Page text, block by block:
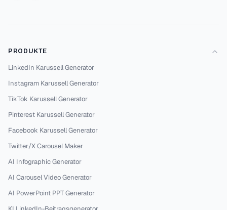
PRODUKTE
LinkedIn Karussell Generator
Instagram Karussell Generator
TikTok Karussell Generator
Pinterest Karussell Generator
Facebook Karussell Generator
Twitter/X Carousel Maker
AI Infographic Generator
AI Carousel Video Generator
AI PowerPoint PPT Generator